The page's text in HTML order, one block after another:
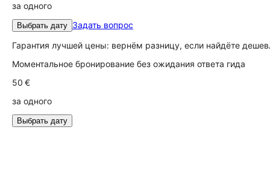
за одного
Выбрать дату Задать вопрос
Гарантия лучшей цены: вернём разницу, если найдёте
Моментальное бронирование без ожидания ответа гида
50 €
за одного
Выбрать дату